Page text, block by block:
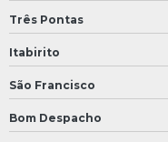
Três Pontas
Itabirito
São Francisco
Bom Despacho